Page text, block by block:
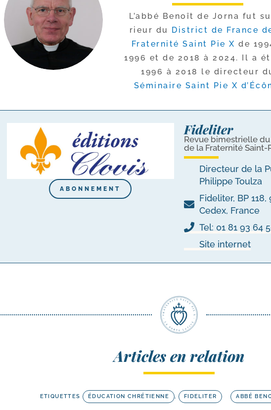
L’abbé Benoît de Jorna fut
rieur du District de France
Fraternité Saint Pie X de
1996 et de 2018 à 2024. Il a
1996 à 2018 le direc­teur
Séminaire Saint Pie X
ABONNEMENT
Fideliter
Revue bimestrielle
de la Fraternité Saint-
Directeur de la
Philippe Toulza
Fideliter, BP
Cedex, France
Tel: 01 81 93 64
Site internet
Articles en relation
ETIQUETTES ÉDUCATION CHRÉTIENNE , FIDELITER ABBÉ